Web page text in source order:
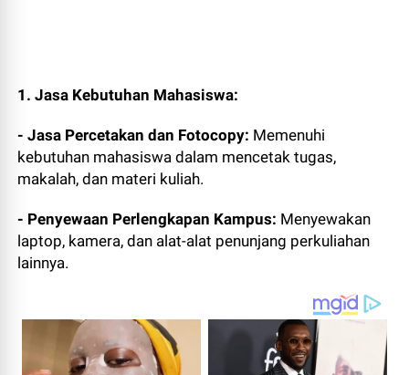
1. Jasa Kebutuhan Mahasiswa:
- Jasa Percetakan dan Fotocopy: Memenuhi
kebutuhan mahasiswa dalam mencetak tugas,
makalah, dan materi kuliah.
- Penyewaan Perlengkapan Kampus: Menyewakan
laptop, kamera, dan alat-alat penunjang perkuliahan
lainnya.